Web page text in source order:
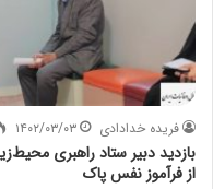
فریده خدادادی ۱۴۰۲/۰۳/۰۳
بازدید دبیر ستاد راهبری
از فرآموز نفس پاک